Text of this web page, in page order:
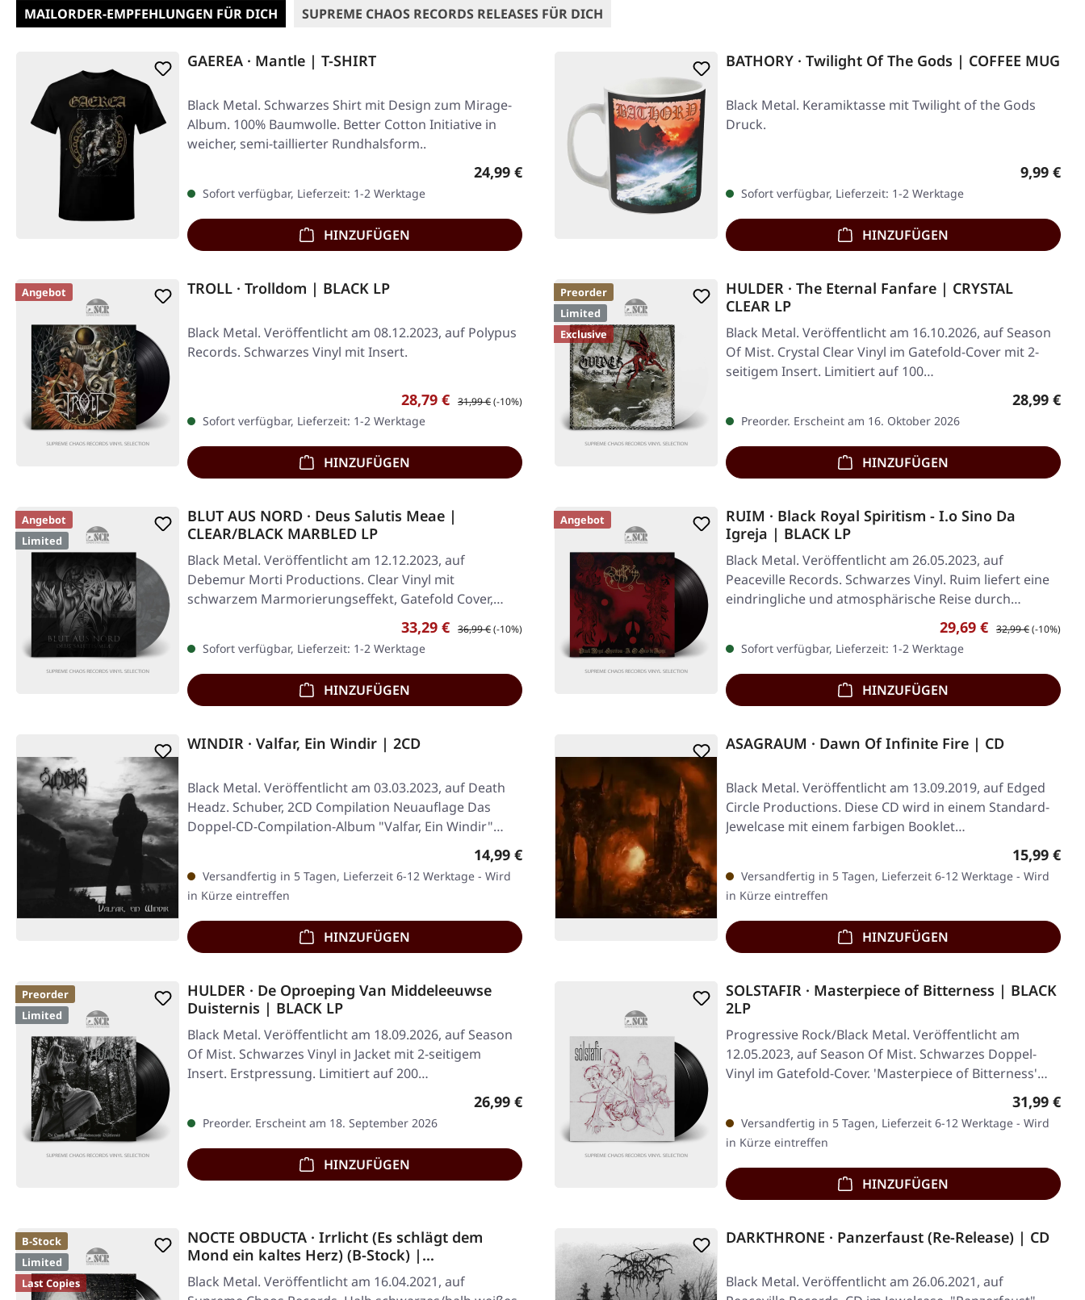
MAILORDER-EMPFEHLUNGEN FÜR DICH SUPREME CHAOS RECORDS RELEASES FÜR DICH
GAEREA · Mantle | T-SHIRT
Black Metal. Schwarzes Shirt mit Design zum Mirage-
Album. 100% Baumwolle. Better Cotton Initiative in
weicher, semi-taillierter Rundhalsform..
Regulärer Preis:
24,99 €
Sofort verfügbar, Lieferzeit: 1-2 Werktage
HINZUFÜGEN
BATHORY · Twilight Of The Gods | COFFEE MUG
Black Metal. Keramiktasse mit Twilight of the Gods
Druck.
9,99 €
Sofort verfügbar, Lieferzeit: 1-2 Werktage
HINZUFÜGEN
Angebot TROLL · Trolldom | BLACK LP
Black Metal. Veröffentlicht am 08.12.2023, auf Polypus
Records. Schwarzes Vinyl mit Insert.
Verkaufspreis:
28,79 € Regulärer Preis:
31,99 €(-10%)
Sofort verfügbar, Lieferzeit: 1-2 Werktage
HINZUFÜGEN
Preorder
Limited
Exclusive
HULDER · The Eternal Fanfare | CRYSTAL
CLEAR LP
Black Metal. Veröffentlicht am 16.10.2026, auf Season
Of Mist. Crystal Clear Vinyl im Gatefold-Cover mit 2-
seitigem Insert. Limitiert auf 100…
Regulärer
28,99 €
Preorder. Erscheint am 16. Oktober 2026
HINZUFÜGEN
Angebot
Limited
BLUT AUS NORD · Deus Salutis Meae |
CLEAR/BLACK MARBLED LP
Black Metal. Veröffentlicht am 12.12.2023, auf
Debemur Morti Productions. Clear Vinyl mit
schwarzem Marmorierungseffekt, Gatefold Cover,
Verkaufspreis:
33,29 € Regulärer Preis:
36,99 €(-10%)
Sofort verfügbar, Lieferzeit: 1-2 Werktage
HINZUFÜGEN
Angebot
RUIM · Black Royal Spiritism - I.o Sino Da
Igreja | BLACK LP
Black Metal. Veröffentlicht am 26.05.2023, auf
Peaceville Records. Schwarzes Vinyl. Ruim liefert eine
eindringliche und atmosphärische Reise durch…
Verkaufspreis:
29,69 € Regulärer Preis:
32,99 €(-10%)
Sofort verfügbar, Lieferzeit: 1-2 Werktage
HINZUFÜGEN
WINDIR · Valfar, Ein Windir | 2CD
Black Metal. Veröffentlicht am 03.03.2023, auf Death
Headz. Schuber, 2CD Compilation Neuauflage Das
Doppel-CD-Compilation-Album "Valfar, Ein Windir"…
Regulärer Preis:
14,99 €
Versandfertig in 5 Tagen, Lieferzeit 6-12 Werktage - Wird
in Kürze eintreffen
HINZUFÜGEN
ASAGRAUM · Dawn Of Infinite Fire | CD
Black Metal. Veröffentlicht am 13.09.2019, auf Edged
Circle Productions. Diese CD wird in einem Standard-
Jewelcase mit einem farbigen Booklet…
Regulärer
15,99 €
Versandfertig in 5 Tagen, Lieferzeit 6-12 Werktage - Wird
in Kürze eintreffen
HINZUFÜGEN
Preorder
Limited
HULDER · De Oproeping Van Middeleeuwse
Duisternis | BLACK LP
Black Metal. Veröffentlicht am 18.09.2026, auf Season
Of Mist. Schwarzes Vinyl in Jacket mit 2-seitigem
Insert. Erstpressung. Limitiert auf 200…
Regulärer Preis:
26,99 €
Preorder. Erscheint am 18. September 2026
HINZUFÜGEN
SOLSTAFIR · Masterpiece of Bitterness | BLACK
2LP
Progressive Rock/Black Metal. Veröffentlicht am
12.05.2023, auf Season Of Mist. Schwarzes Doppel-
Vinyl im Gatefold-Cover. 'Masterpiece of Bitterness'…
Regulärer
31,99 €
Versandfertig in 5 Tagen, Lieferzeit 6-12 Werktage - Wird
in Kürze eintreffen
HINZUFÜGEN
B-Stock
Limited
Last Copies
NOCTE OBDUCTA · Irrlicht (Es schlägt dem
Mond ein kaltes Herz) (B-Stock) |
BLACK/WHITE 2LP
Black Metal. Veröffentlicht am 16.04.2021, auf
DARKTHRONE · Panzerfaust (Re-Release) | CD
Black Metal. Veröffentlicht am 26.06.2021, auf